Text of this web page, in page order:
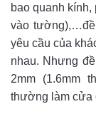
bao quanh
vào
yêu cầu của
nhau. Nhưng
2mm (1.6mm
thường làm cửa